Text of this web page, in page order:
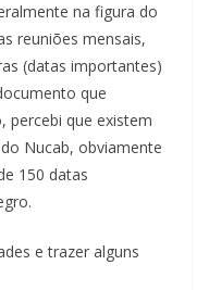
na figura do
reuniões mensais,
(datas importantes)
que
percebi que existem
Nucab, obviamente
150 datas
e trazer alguns